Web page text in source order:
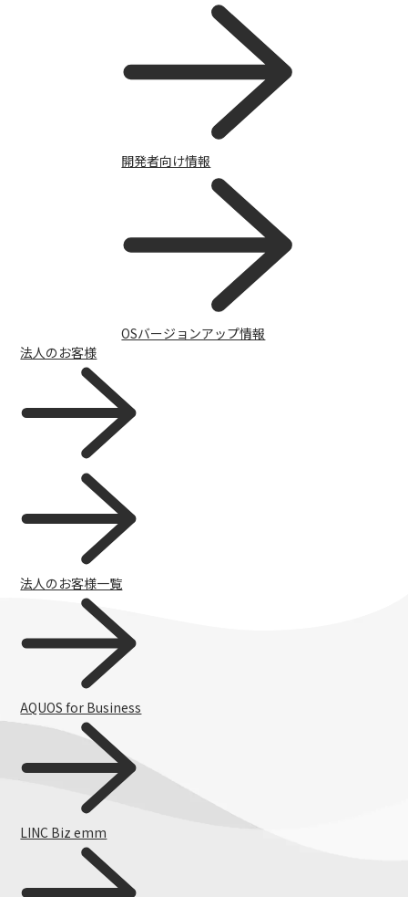
開発者向け情報
OSバージョンアップ情報
法人のお客様
法人のお客様一覧
AQUOS for Business
LINC Biz emm